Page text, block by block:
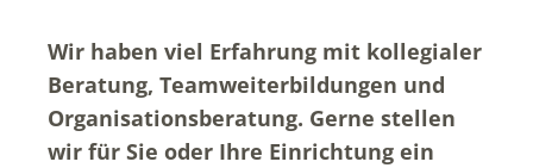
Wir haben viel Erfahrung mit kollegialer
Beratung, Teamweiterbildungen und
Organisationsberatung. Gerne stellen
wir für Sie oder Ihre Einrichtung ein